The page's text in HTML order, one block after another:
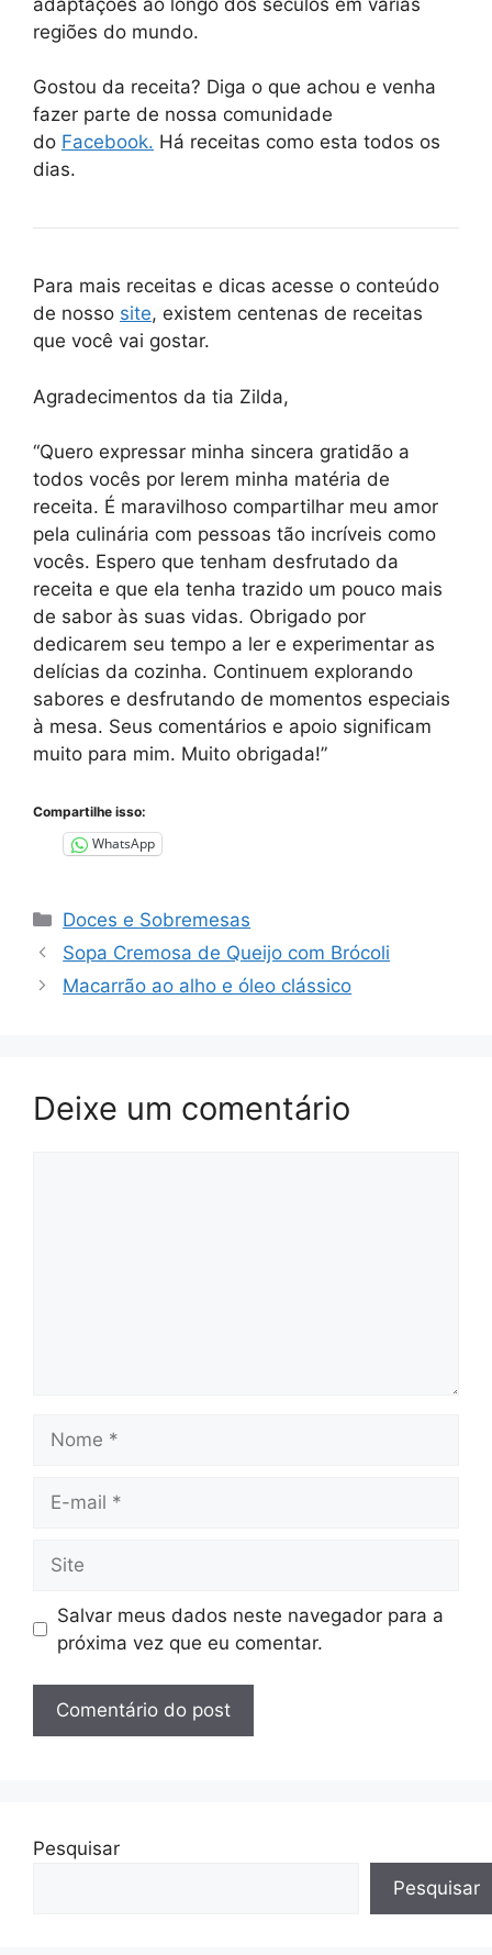
regiões do mundo.
Gostou da receita? Diga o que achou e venha
fazer parte de nossa comunidade
do Facebook. Há receitas como esta todos os
dias.
Para mais receitas e dicas acesse o conteúdo
de nosso site, existem centenas de receitas
que você vai gostar.
Agradecimentos da tia Zilda,
“Quero expressar minha sincera gratidão a
todos vocês por lerem minha matéria de
receita. É maravilhoso compartilhar meu amor
pela culinária com pessoas tão incríveis como
vocês. Espero que tenham desfrutado da
receita e que ela tenha trazido um pouco mais
de sabor às suas vidas. Obrigado por
dedicarem seu tempo a ler e experimentar as
delícias da cozinha. Continuem explorando
sabores e desfrutando de momentos especiais
à mesa. Seus comentários e apoio significam
muito para mim. Muito obrigada!”
Compartilhe isso:
WhatsApp
Categorias
Doces e Sobremesas
Sopa Cremosa de Queijo com Brócoli
Macarrão ao alho e óleo clássico
Deixe um comentário
mail
Salvar meus dados neste navegador para a
próxima vez que eu comentar.
Pesquisar
Pesquisar